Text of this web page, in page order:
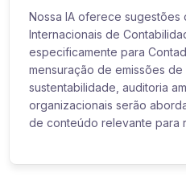
Nossa IA oferece sugestões
Internacionais de
especificamente para
mensuração de emissões
sustentabilidade, auditoria
organizacionais serão
de conteúdo relevante para